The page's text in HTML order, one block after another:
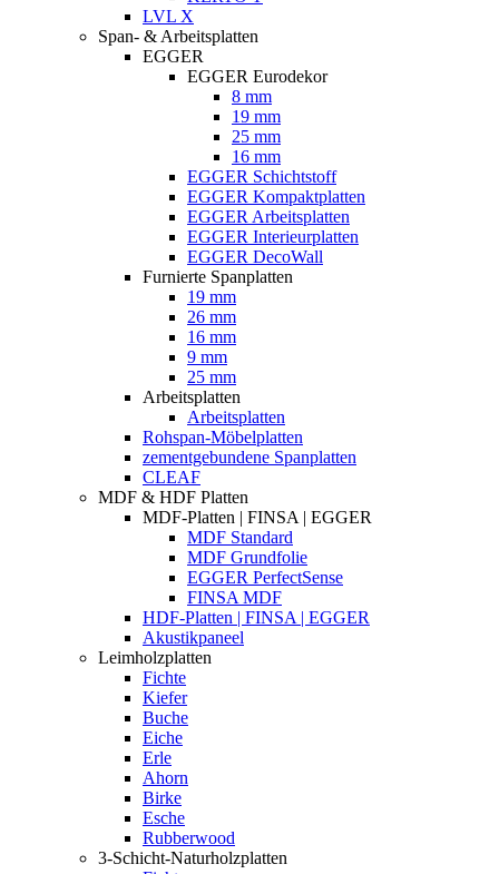
LVL X
Span- & Arbeitsplatten
EGGER
EGGER Eurodekor
8 mm
19 mm
25 mm
16 mm
EGGER Schichtstoff
EGGER Kompaktplatten
EGGER Arbeitsplatten
EGGER Interieurplatten
EGGER DecoWall
Furnierte Spanplatten
19 mm
26 mm
16 mm
9 mm
25 mm
Arbeitsplatten
Arbeitsplatten
Rohspan-Möbelplatten
zementgebundene Spanplatten
CLEAF
MDF & HDF Platten
MDF-Platten | FINSA | EGGER
MDF Standard
MDF Grundfolie
EGGER PerfectSense
FINSA MDF
HDF-Platten | FINSA | EGGER
Akustikpaneel
Leimholzplatten
Fichte
Kiefer
Buche
Eiche
Erle
Ahorn
Birke
Esche
Rubberwood
3-Schicht-Naturholzplatten